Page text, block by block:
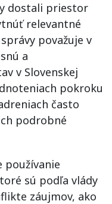
dostali priestor
relevantné
považuje v
a
v Slovenskej
pokroku
často
podrobné
používanie
sú podľa vlády
záujmov, ako